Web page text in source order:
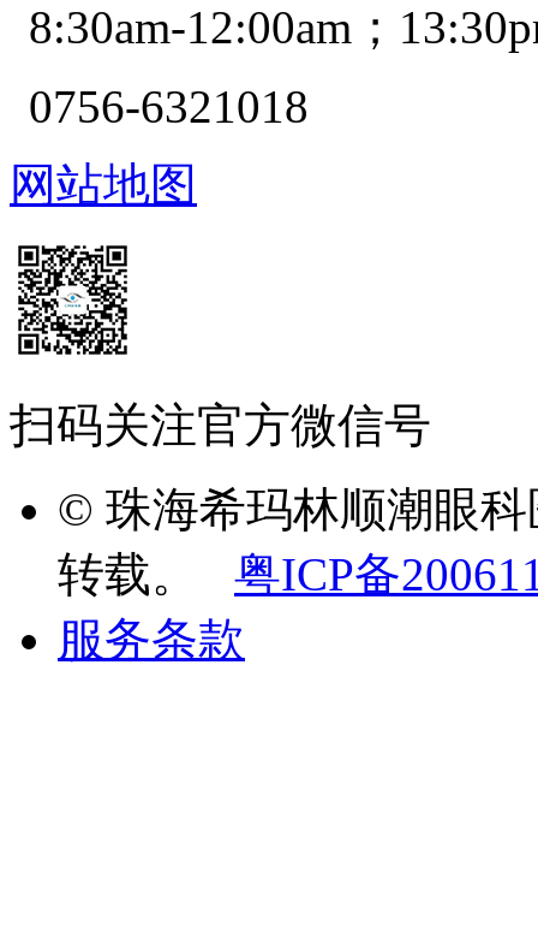
8:30am-12:00am；
0756-6321018
网站地图
扫码关注官方微信号
© 珠海希玛林顺潮眼
转载。
粤ICP备
服务条款